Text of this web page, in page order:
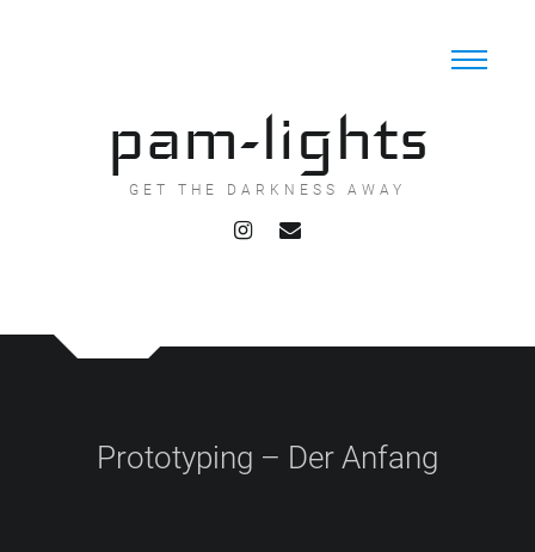
pam-lights
GET THE DARKNESS AWAY
Prototyping – Der Anfang